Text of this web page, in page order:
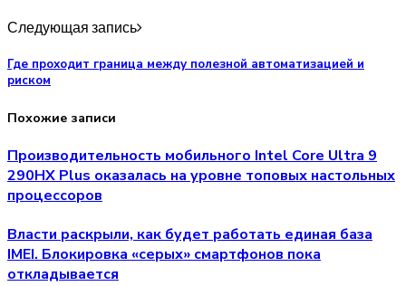
Следующая запись
Где проходит граница между полезной автоматизацией и
риском
Похожие записи
Производительность мобильного Intel Core Ultra 9
290HX Plus оказалась на уровне топовых настольных
процессоров
Власти раскрыли, как будет работать единая база
IMEI. Блокировка «серых» смартфонов пока
откладывается